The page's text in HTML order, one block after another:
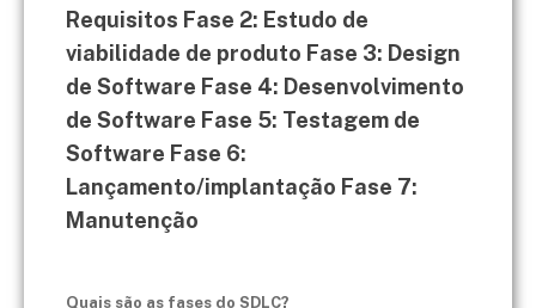
Requisitos ​Fase 2: Estudo de
viabilidade de produto ​Fase 3: Design
de Software ​Fase 4: Desenvolvimento
de Software ​Fase 5: Testagem de
Software ​Fase 6:
Lançamento/implantação ​Fase 7:
Manutenção
Quais são as fases do SDLC?